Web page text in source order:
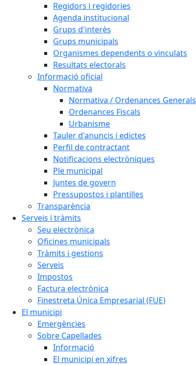
Regidors i regidories
Agenda institucional
Grups d'interès
Grups municipals
Organismes dependents o vinculats
Resultats electorals
Informació oficial
Normativa
Normativa / Ordenances Generals
Ordenances Fiscals
Urbanisme
Tauler d'anuncis i edictes
Perfil de contractant
Notificacions electròniques
Ple municipal
Juntes de govern
Pressupostos i plantilles
Transparència
Serveis i tràmits
Seu electrònica
Oficines municipals
Tràmits i gestions
Serveis
Impostos
Factura electrònica
Finestreta Única Empresarial (FUE)
El municipi
Emergències
Sobre Capellades
Informació
El municipi en xifres